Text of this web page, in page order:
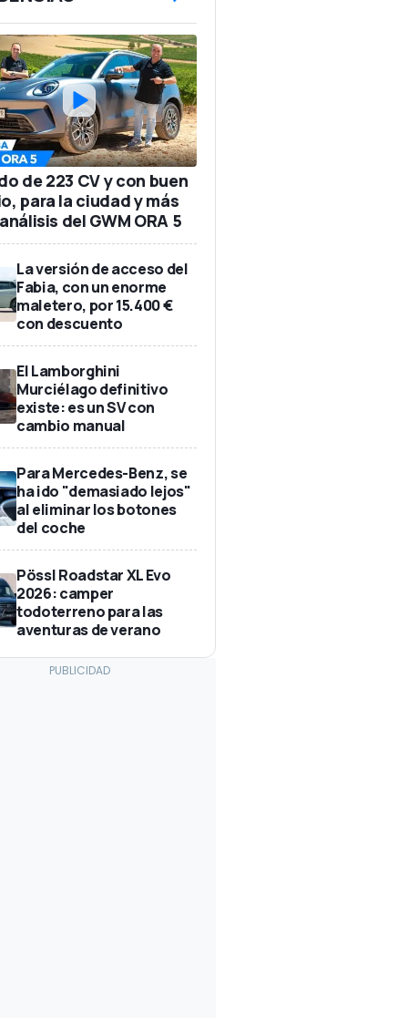
de 223 CV y con buen
para la ciudad y más
del GWM ORA 5
La versión de acceso del
Fabia, con un enorme
maletero, por 15.400 €
con descuento
El Lamborghini
Murciélago definitivo
existe: es un SV con
cambio manual
Para Mercedes-Benz, se
ha ido "demasiado lejos"
al eliminar los botones
del coche
Pössl Roadstar XL Evo
2026: camper
todoterreno para las
aventuras de verano